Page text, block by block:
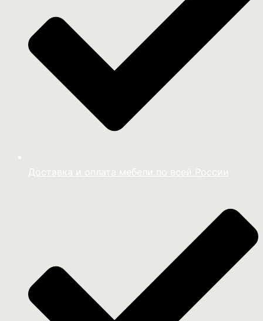
Доставка и оплата мебели по всей России